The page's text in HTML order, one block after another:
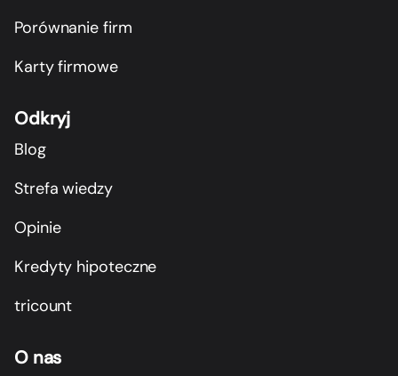
Porównanie firm
Karty firmowe
Odkryj
Blog
Strefa wiedzy
Opinie
Kredyty hipoteczne
tricount
O nas